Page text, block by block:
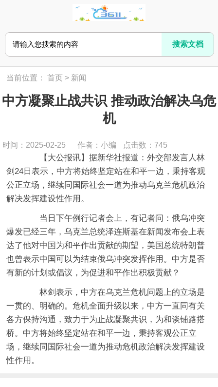
当前位置：首页 > 新闻
中方凝聚止战共识 推动政治解决乌危
机
时间：2025-02-25 作者：小编 点击数： 745
【大公报讯】据新华社报道：外交部发言人林
剑24日表示，中方将始终坚定站在和平一边，秉持客观
公正立场，继续同国际社会一道为推动乌克兰危机政治
解决发挥建设性作用。
当日下午例行记者会上，有记者问：俄乌冲突
爆发已经三年，乌克兰总统泽连斯基在新闻发布会上表
达了他对中国为和平作出贡献的期望，美国总统特朗普
也曾表示中国可以为结束俄乌冲突发挥作用。中方是否
有新的计划或倡议，为促进和平作出积极贡献？
林剑表示，中方在乌克兰危机问题上的立场是
一贯的、明确的。危机全面升级以来，中方一直同有关
各方保持沟通，致力于为止战凝聚共识，为和谈铺路搭
桥。中方将始终坚定站在和平一边，秉持客观公正立
场，继续同国际社会一道为推动危机政治解决发挥建设
性作用。